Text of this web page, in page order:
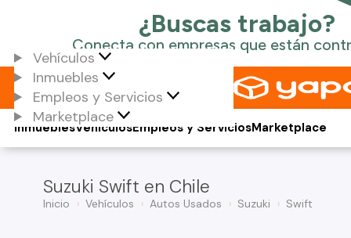
Vehículos
Inmuebles
Empleos y Servicios
Marketplace
Vehículos
Inmuebles Empleos y ServiciosMarketplace
Suzuki Swift en Chile
Inicio Vehículos Autos Usados Suzuki Swift